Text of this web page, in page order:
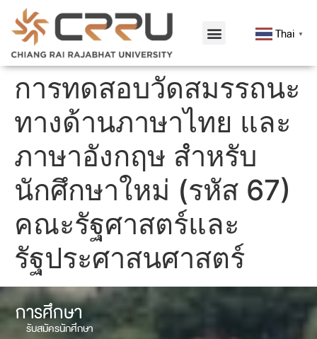
Thai ▼
การทดสอบวัดสมรรถนะ
ทางด้านภาษาไทย และ
ภาษาอังกฤษ สำหรับ
นักศึกษาใหม่ (รหัส 67)
คณะรัฐศาสตร์และ
รัฐประศาสนศาสตร์
การศึกษา
รับสมัครนักศึกษา